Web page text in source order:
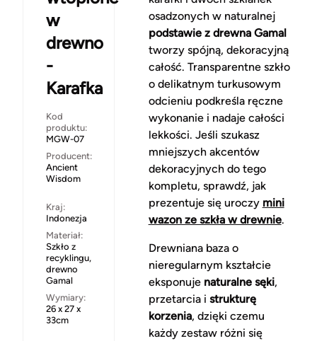
w
drewno
-
Karafka
Kod
produktu:
MGW-07
Producent:
Ancient
Wisdom
Kraj:
Indonezja
Materiał:
Szkło z
recyklingu,
drewno
Gamal
Wymiary:
26 x 27 x
33cm
osadzonych w naturalnej
podstawie z drewna Gamal
tworzy spójną, dekoracyjną
całość. Transparentne szkło
o delikatnym turkusowym
odcieniu podkreśla ręczne
wykonanie i nadaje całości
lekkości. Jeśli szukasz
mniejszych akcentów
dekoracyjnych do tego
kompletu, sprawdź, jak
prezentuje się uroczy mini
wazon ze szkła w drewnie.
Drewniana baza o
nieregularnym kształcie
eksponuje naturalne sęki,
przetarcia i strukturę
korzenia, dzięki czemu
każdy zestaw różni się